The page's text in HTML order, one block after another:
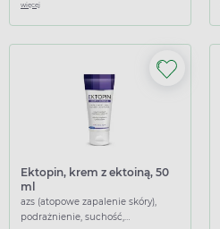
więcej
Ektopin, krem z ektoiną, 50
ml
azs (atopowe zapalenie skóry),
podrażnienie, suchość,